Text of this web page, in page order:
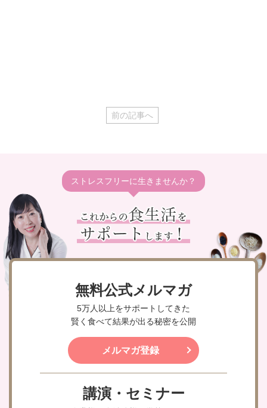
前の記事へ
ストレスフリーに生きませんか？
無料公式メルマガ
5万人以上をサポートしてきた
賢く食べて結果が出る秘密を公開
メルマガ登録
講演・セミナー